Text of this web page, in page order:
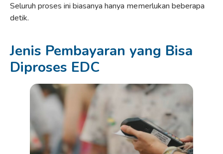
Seluruh proses ini biasanya hanya memerlukan beberapa
detik.
Jenis Pembayaran yang Bisa
Diproses EDC